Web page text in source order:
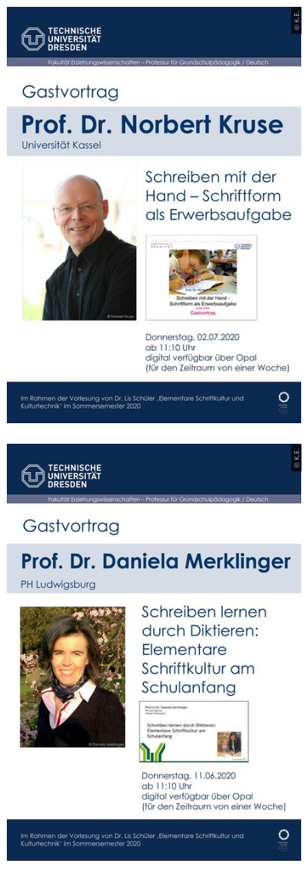
© K.E.
© K.E.